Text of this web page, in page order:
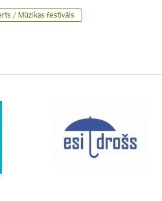
/ Mūzikas festivāls